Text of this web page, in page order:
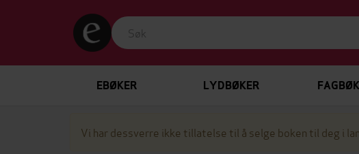
EBØKER LYDBØKER
Vi har dessverre ikke tillatelse til å selge boken til deg i